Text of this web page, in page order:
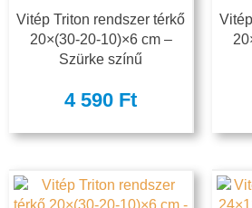
Vitép Triton rendszer térkő
20×(30-20-10)×6 cm –
Szürke színű
4 590 Ft